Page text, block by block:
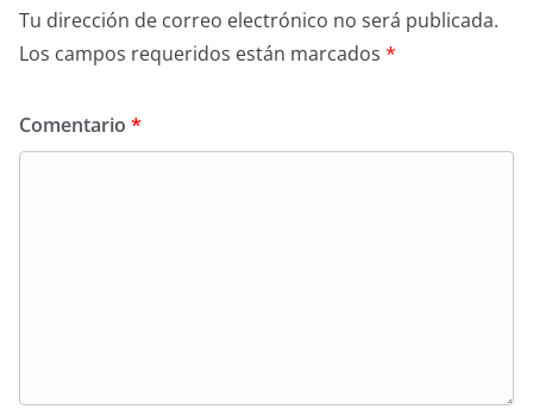
Tu dirección de correo electrónico no será publicada.
Los campos requeridos están marcados *
Comentario *